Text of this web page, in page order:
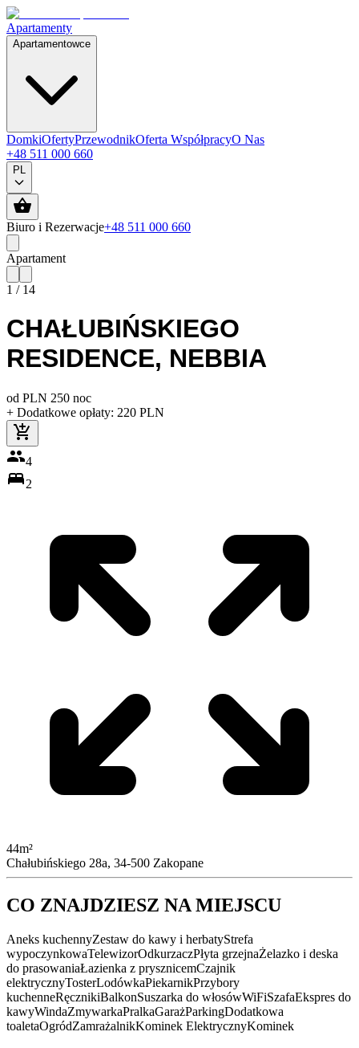
Apartamenty
Apartamentowce
DomkiOfertyPrzewodnikOferta WspółpracyO Nas
+48 511 000 660
PL
Biuro i Rezerwacje+48 511 000 660
Apartament
1 / 14
CHAŁUBIŃSKIEGO
RESIDENCE, NEBBIA
od PLN 250 noc
+ Dodatkowe opłaty: 220 PLN
4
2
44m²
Chałubińskiego 28a, 34-500 Zakopane
CO ZNAJDZIESZ NA MIEJSCU
Aneks kuchennyZestaw do kawy i herbatyStrefa
wypoczynkowaTelewizorOdkurzaczPłyta grzejnaŻelazko i deska
do prasowaniaŁazienka z prysznicemCzajnik
elektrycznyTosterLodówkaPiekarnikPrzybory
kuchenneRęcznikiBalkonSuszarka do włosówWiFiSzafaEkspres do
kawyWindaZmywarkaPralkaGarażParkingDodatkowa
toaletaOgródZamrażalnikKominek ElektrycznyKominek